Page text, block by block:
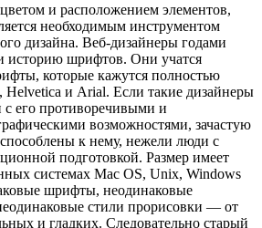
и расположением элементов,
необходимым инструментом
дизайна. Веб-дизайнеры годами
историю шрифтов. Они учатся
которые кажутся полностью
и Arial. Если такие дизайнеры
с его противоречивыми и
возможностями, зачастую
к нему, нежели люди с
подготовкой. Размер имеет
системах Mac OS, Unix, Windows
шрифты, неодинаковые
стили прорисовки — от
и гладких. Следовательно старый